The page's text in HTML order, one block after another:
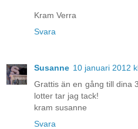
Kram Verra
Svara
Susanne 10 januari 2012
Grattis än en gång till dina
lotter tar jag tack!
kram susanne
Svara